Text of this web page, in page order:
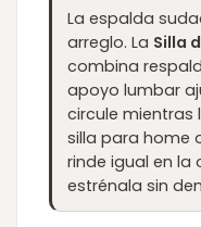
La espalda
arreglo. La Silla
combina
apoyo lumbar
circule mientras
silla para home
rinde igual en la
estrénala sin